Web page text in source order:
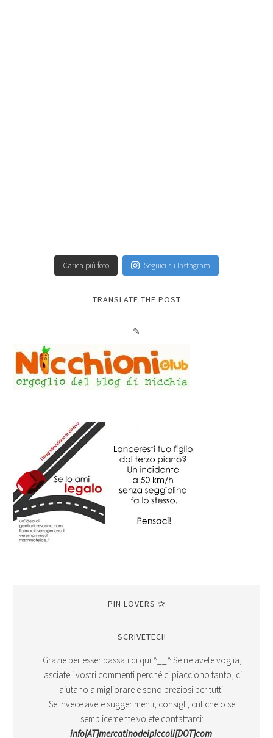
Carica più foto Seguici su Instagram
TRANSLATE THE POST
✎
PIN LOVERS ✰
SCRIVETECI!
Grazie per esser passati di qui ^__^ Se ne avete voglia,
lasciate i vostri commenti perché ci piacciono tanto, ci
aiutano a migliorare e sono preziosi per tutti!
Se invece avete suggerimenti, consigli, critiche o se
semplicemente volete contattarci:
info[AT]mercatinodeipiccoli[DOT]com!